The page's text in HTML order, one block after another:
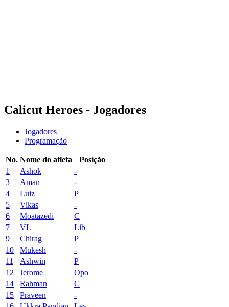
Calicut Heroes - Jogadores
Jogadores
Programação
No. Nome do atleta
Posição
1
Ashok
-
3
Aman
-
4
Luiz
P
5
Vikas
-
6
Moatazedi
C
7
VL
Lib
9
Chirag
P
10
Mukesh
-
11
Ashwin
P
12
Jerome
Opo
14
Rahman
C
15
Praveen
-